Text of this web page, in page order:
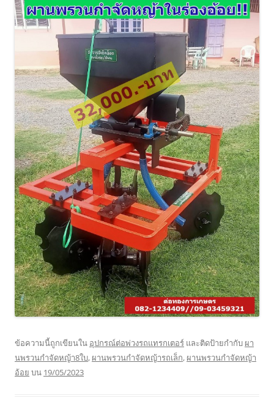
ข้อความนี้ถูกเขียนใน อุปกรณ์ต่อพ่วงรถแทรกเตอร์ และติดป้ายกำกับ ผา
นพรวนกำจัดหญ้า8ใบ, ผานพรวนกำจัดหญ้ารถเล็ก, ผานพรวนกำจัดหญ้า
อ้อย บน 19/05/2023